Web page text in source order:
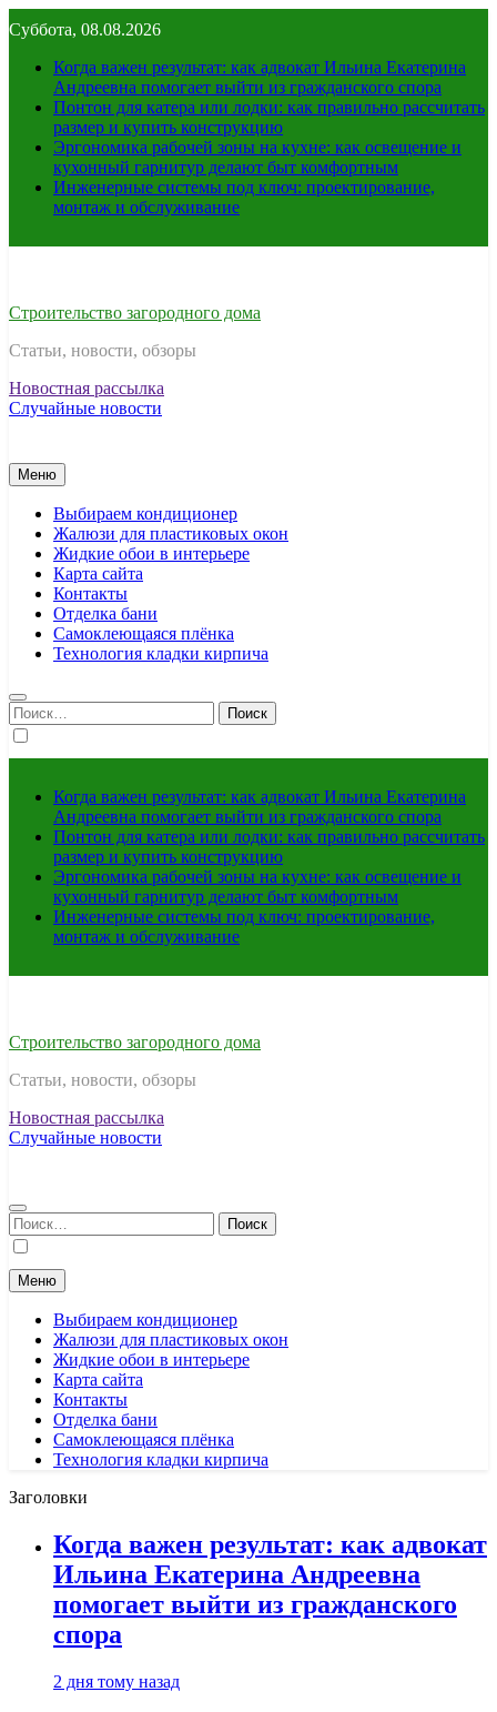
к
содержимому
Суббота, 08.08.2026
Когда важен результат: как адвокат Ильина Екатерина
Андреевна помогает выйти из гражданского спора
Понтон для катера или лодки: как правильно рассчитать
размер и купить конструкцию
Эргономика рабочей зоны на кухне: как освещение и
кухонный гарнитур делают быт комфортным
Инженерные системы под ключ: проектирование,
монтаж и обслуживание
Строительство загородного дома
Статьи, новости, обзоры
Новостная рассылка
Случайные новости
Меню
Выбираем кондиционер
Жалюзи для пластиковых окон
Жидкие обои в интерьере
Карта сайта
Контакты
Отделка бани
Самоклеющаяся плёнка
Технология кладки кирпича
Найти:
Когда важен результат: как адвокат Ильина Екатерина
Андреевна помогает выйти из гражданского спора
Понтон для катера или лодки: как правильно рассчитать
размер и купить конструкцию
Эргономика рабочей зоны на кухне: как освещение и
кухонный гарнитур делают быт комфортным
Инженерные системы под ключ: проектирование,
монтаж и обслуживание
Строительство загородного дома
Статьи, новости, обзоры
Новостная рассылка
Случайные новости
Найти:
Меню
Выбираем кондиционер
Жалюзи для пластиковых окон
Жидкие обои в интерьере
Карта сайта
Контакты
Отделка бани
Самоклеющаяся плёнка
Технология кладки кирпича
Заголовки
Когда важен результат: как адвокат
Ильина Екатерина Андреевна
помогает выйти из гражданского
спора
2 дня тому назад